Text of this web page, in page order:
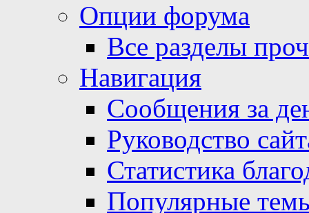
Опции форума
Все разделы
Навигация
Сообщения за
Руководство
Статистика
Популярные